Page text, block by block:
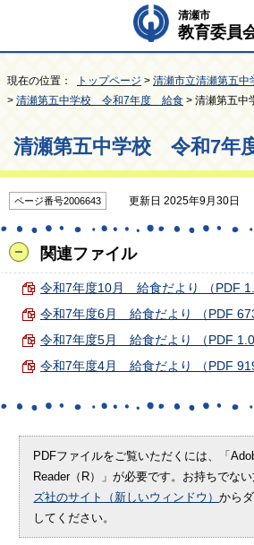
清瀬市
教育委員
現在の位置： トップページ > 清瀬市立清瀬第五中
> 清瀬第五中学校 令和7年度 給食 > 清瀬第五
清瀬第五中学校 令和7年
ページ番号2006643 更新日 2025年9月30日
関連ファイル
令和7年度10月 給食だより （PDF
令和7年度6月 給食だより （PDF
令和7年度5月 給食だより （PDF 1.0
令和7年度4月 給食だより （PDF
PDFファイルをご覧いただくには、「
Reader（R）」が必要です。お持ちでな
ズ社のサイト（新しいウィンドウ）から
してください。